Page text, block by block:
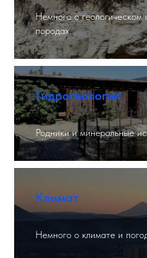
Немного о геологическом
породах.
Гидрогеология
Родники и минеральные
Климат
Немного о климате и